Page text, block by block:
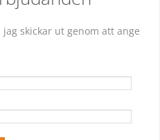
skickar ut genom att ange